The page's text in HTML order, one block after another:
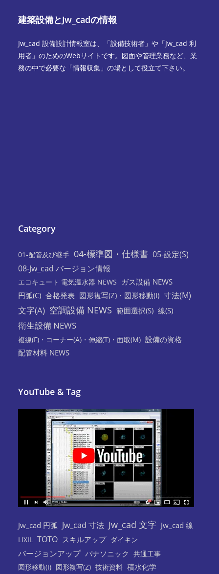
建築設備とJw_cadの情報
Jw_cad 設備設計情報室は、「設備技術者」や「Jw_cad 利
用者」のためのWebサイトです。図面や管理業務など、業
務の中で必要な「情報収集」の場として役立て下さい。
Category
01-配管及び継手 04-標準図・仕様書 05-設定(S)
08-Jw_cad バージョン情報
エコキュート 電気温水器 NEWS
ガス設備 NEWS
円弧(C) 合格発表 図形複写(Z)・図形移動(I) 寸法(M)
文字(A) 空調設備 NEWS 範囲選択(S) 線(S)
衛生設備 NEWS
複線(F)・コーナー(A)・伸縮(T)・面取(M) 設備の資格
配管材料 NEWS
YouTube & Tag
Jw_cad 円弧 Jw_cad 寸法 Jw_cad 文字 Jw_cad 線
LIXIL TOTO スキルアップ ダイキン
バージョンアップ パナソニック
共通工事
図形移動(I) 図形複写(Z) 技術資料 積水化学